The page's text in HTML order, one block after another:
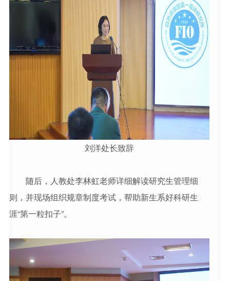
刘洋处长致辞
随后，人教处李林虹老师详细解读研究生管理细
则，并现场组织规章制度考试，帮助新生系好科研生
涯“第一粒扣子”。